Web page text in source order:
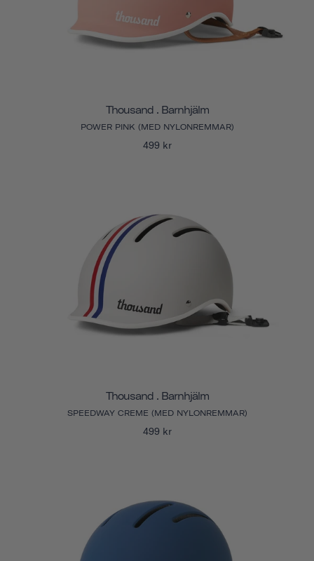
Thousand . Barnhjälm
POWER PINK (MED NYLONREMMAR)
499 kr
Thousand . Barnhjälm
SPEEDWAY CREME (MED NYLONREMMAR)
499 kr